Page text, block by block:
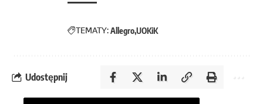
TEMATY:AllegroUOKiK
Udostępnij